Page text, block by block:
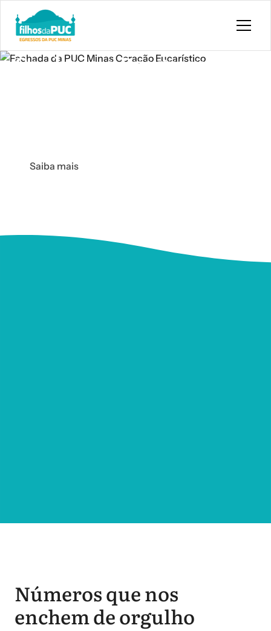
Pular para o conteúdo principal
Conheça o Programa
Saiba mais
Números que nos
enchem de orgulho